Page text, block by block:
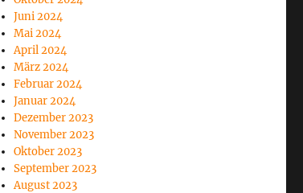
Juni 2024
Mai 2024
April 2024
März 2024
Februar 2024
Januar 2024
Dezember 2023
November 2023
Oktober 2023
September 2023
August 2023